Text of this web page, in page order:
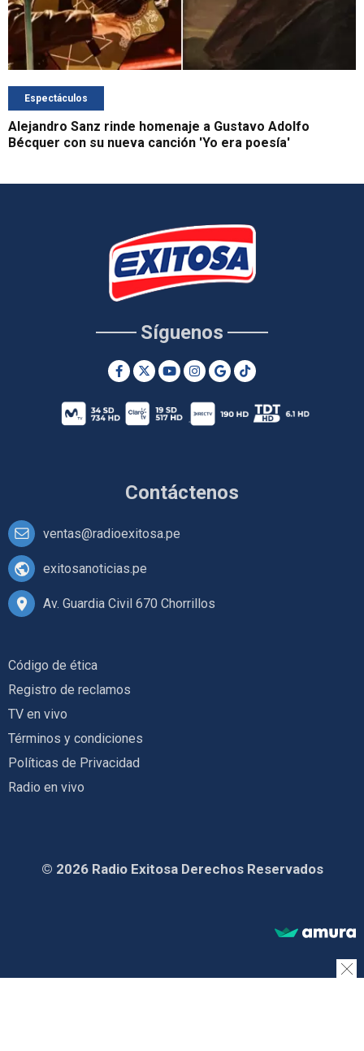
Espectáculos
Alejandro Sanz rinde homenaje a Gustavo Adolfo
Bécquer con su nueva canción 'Yo era poesía'
Contáctenos
ventas@radioexitosa.pe
exitosanoticias.pe
Av. Guardia Civil 670 Chorrillos
Síguenos
Código de ética
Registro de reclamos
TV en vivo
Términos y condiciones
Políticas de Privacidad
Radio en vivo
© 2026 Radio Exitosa Derechos Reservados